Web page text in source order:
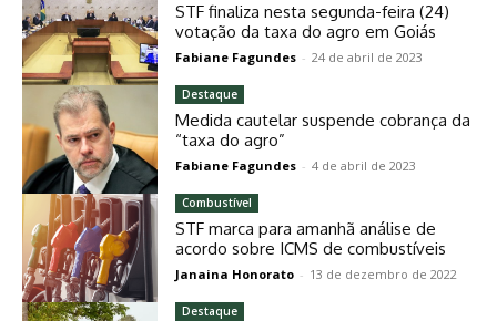
STF finaliza nesta segunda-feira (24)
votação da taxa do agro em Goiás
Fabiane Fagundes - 24 de abril de 2023
Destaque
Medida cautelar suspende cobrança da
“taxa do agro”
Fabiane Fagundes - 4 de abril de 2023
Combustível
STF marca para amanhã análise de
acordo sobre ICMS de combustíveis
Janaina Honorato - 13 de dezembro de 2022
Destaque